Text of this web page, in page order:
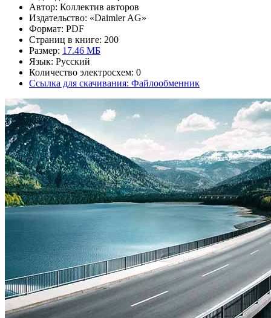
Автор: Коллектив авторов
Издательство: «Daimler AG»
Формат: PDF
Страниц в книге: 200
Размер: 17.46 МБ
Язык: Русский
Количество электросхем: 0
Ссылка для скачивания: Файлообменник